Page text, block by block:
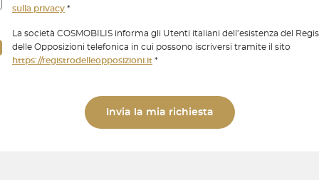
sulla privacy *
La società COSMOBILIS informa gli Utenti italiani dell’esistenza del
delle Opposizioni telefonica in cui possono iscriversi tramite il sito
https://registrodelleopposizioni.it *
Invia la mia richiesta